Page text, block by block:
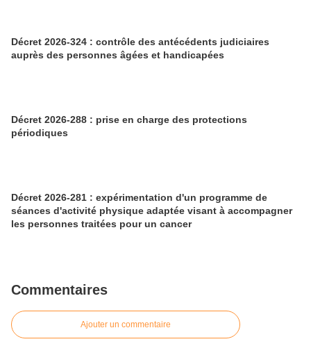
Décret 2026-324 : contrôle des antécédents judiciaires
auprès des personnes âgées et handicapées
Décret 2026-288 : prise en charge des protections
périodiques
Décret 2026-281 : expérimentation d'un programme de
séances d'activité physique adaptée visant à accompagner
les personnes traitées pour un cancer
Commentaires
Ajouter un commentaire